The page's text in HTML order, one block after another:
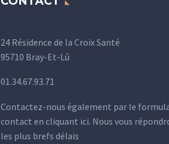
24 Résidence de la Croix Santé
95710 Bray-Et-Lû
01.34.67.93.71
Contactez-nous également par le
contact en cliquant ici. Nous vous
les plus brefs délais